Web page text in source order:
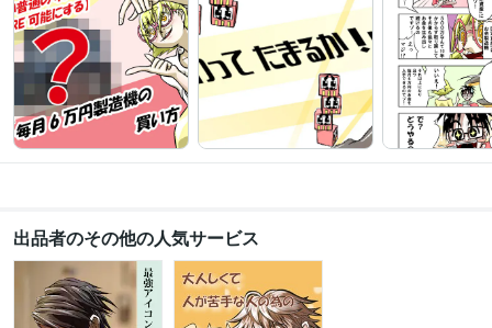
出品者のその他の人気サービス